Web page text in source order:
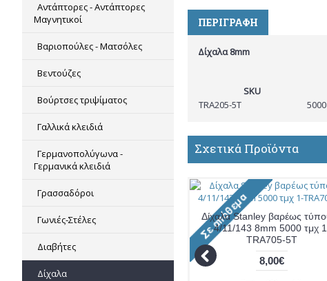
Αντάπτορες - Αντάπτορες
Μαγνητικοί
Βαριοπούλες - Ματσόλες
Βεντούζες
Βούρτσες τριψίματος
Γαλλικά κλειδιά
Γερμανοπολύγωνα -
Γερμανικά κλειδιά
Γρασσαδόροι
Γωνιές-Στέλες
Διαβήτες
Δίχαλα
ΠΕΡΙΓΡΑΦΉ
Δίχαλα 8mm
SKU
TRA205-5T
5000
Σχετικά Προϊόντα
Δίχαλα Stanley βαρέως
4/11/143 8mm 5000 τμχ
TRA705-5T
8,00€